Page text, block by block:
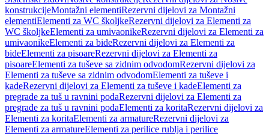
konstrukcijeMontažni elementiRezervni dijelovi za Montažni
elementiElementi za WC školjkeRezervni dijelovi za Elementi za
WC školjkeElementi za umivaonikeRezervni dijelovi za Elementi za
umivaonikeElementi za bideRezervni dijelovi za Elementi za
bideElementi za pisoareRezervni dijelovi za Elementi za
pisoareElementi za tuševe sa zidnim odvodomRezervni dijelovi za
Elementi za tuševe sa zidnim odvodomElementi za tuševe i
kadeRezervni dijelovi za Elementi za tuševe i kadeElementi za
pregrade za tuš u ravnini podaRezervni dijelovi za Elementi za
pregrade za tuš u ravnini podaElementi za koritaRezervni dijelovi za
Elementi za koritaElementi za armatureRezervni dijelovi za
Elementi za armatureElementi za perilice rublja i perilice